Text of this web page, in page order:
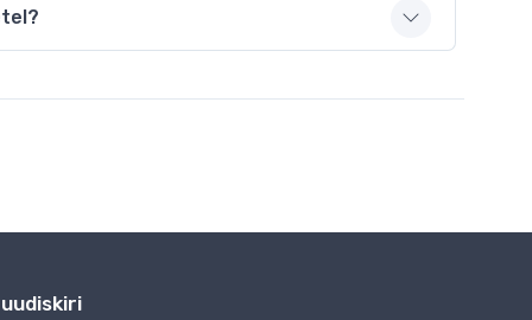
uudiskiri